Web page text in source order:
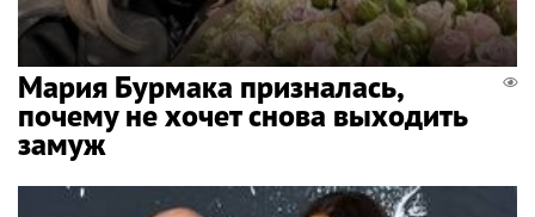
Мария Бурмака призналась,
почему не хочет снова выходить
замуж